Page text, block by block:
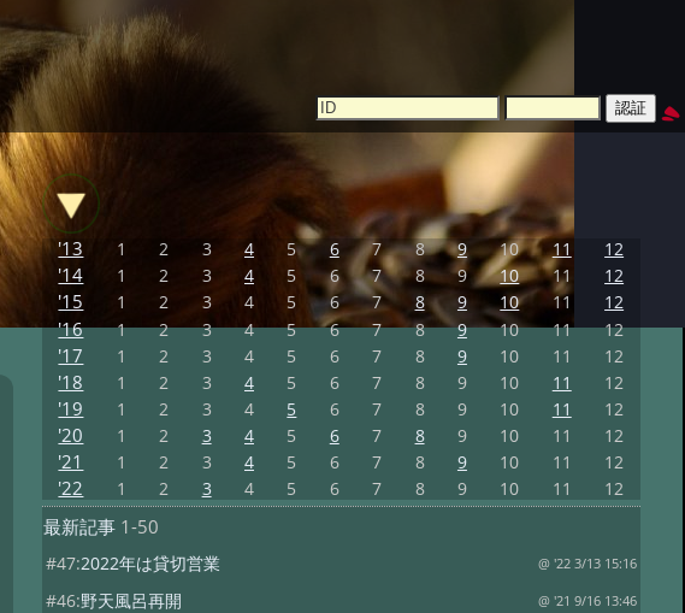
'13 1 2 3 4 5 6 7 8 9 10 11 12
'14 1 2 3 4 5 6 7 8 9 10 11 12
'15 1 2 3 4 5 6 7 8 9 10 11 12
'16 1 2 3 4 5 6 7 8 9 10 11 12
'17 1 2 3 4 5 6 7 8 9 10 11 12
'18 1 2 3 4 5 6 7 8 9 10 11 12
'19 1 2 3 4 5 6 7 8 9 10 11 12
'20 1 2 3 4 5 6 7 8 9 10 11 12
'21 1 2 3 4 5 6 7 8 9 10 11 12
'22 1 2 3 4 5 6 7 8 9 10 11 12
最新記事1-50
#47:2022年は貸切営業 @ '22 3/13 15:16
#46:野天風呂再開 @ '21 9/16 13:46